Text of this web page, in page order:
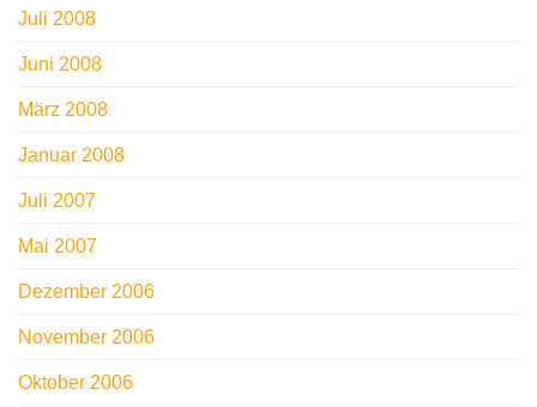
Juli 2008
Juni 2008
März 2008
Januar 2008
Juli 2007
Mai 2007
Dezember 2006
November 2006
Oktober 2006